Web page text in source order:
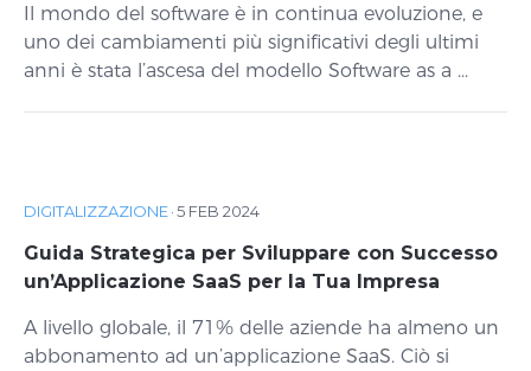
Il mondo del software è in continua evoluzione, e
uno dei cambiamenti più significativi degli ultimi
anni è stata l’ascesa del modello Software as a ...
DIGITALIZZAZIONE·5 FEB 2024
Guida Strategica per Sviluppare con Successo
un’Applicazione SaaS per la Tua Impresa
A livello globale, il 71% delle aziende ha almeno un
abbonamento ad un’applicazione SaaS. Ciò si